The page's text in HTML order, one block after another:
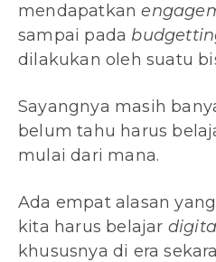
mendapatkan
sampai pada
dilakukan oleh suatu
Sayangnya masih
belum tahu harus
mulai dari mana.
Ada empat alasan
kita harus belajar
khususnya di era